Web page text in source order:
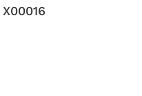
X00016